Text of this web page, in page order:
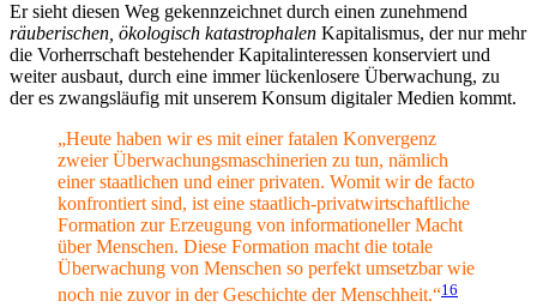
Er sieht diesen Weg gekennzeichnet durch einen zunehmend
räuberischen, ökologisch katastrophalen Kapitalismus, der nur mehr
die Vorherrschaft bestehender Kapitalinteressen konserviert und
weiter ausbaut, durch eine immer lückenlosere Überwachung, zu
der es zwangsläufig mit unserem Konsum digitaler Medien kommt.
„Heute haben wir es mit einer fatalen Konvergenz
zweier Überwachungsmaschinerien zu tun, nämlich
einer staatlichen und einer privaten. Womit wir de facto
konfrontiert sind, ist eine staatlich-privatwirtschaftliche
Formation zur Erzeugung von informationeller Macht
über Menschen. Diese Formation macht die totale
Überwachung von Menschen so perfekt umsetzbar wie
noch nie zuvor in der Geschichte der Menschheit.“16